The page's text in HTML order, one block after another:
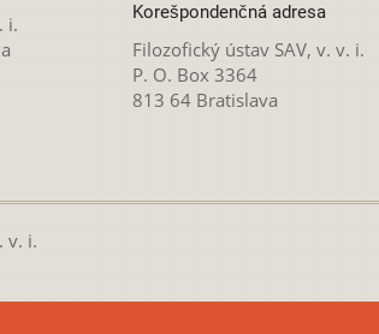
i.
Korešpondenčná adresa
Filozofický ústav SAV, v. v. i.
P. O. Box 3364
813 64 Bratislava
v. i.